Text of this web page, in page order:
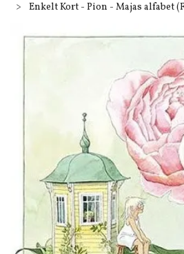
Enkelt Kort - Pion - Majas alfabet